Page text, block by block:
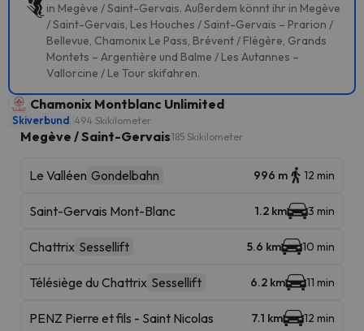
in Megève / Saint-Gervais. Außerdem könnt ihr in Megève
/ Saint-Gervais, Les Houches / Saint-Gervais – Prarion /
Bellevue, Chamonix Le Pass, Brévent / Flégère, Grands
Montets – Argentière und Balme / Les Autannes –
Vallorcine / Le Tour skifahren.
Chamonix Montblanc Unlimited
Skiverbund 494 Skikilometer
Megève / Saint-Gervais185 Skikilometer
Le Valléen Gondelbahn 996 m 12 min
Saint-Gervais Mont-Blanc 1.2 km 3 min
Chattrix Sessellift 5.6 km 10 min
Télésiège du Chattrix Sessellift 6.2 km 11 min
PENZ Pierre et fils - Saint Nicolas 7.1 km 12 min